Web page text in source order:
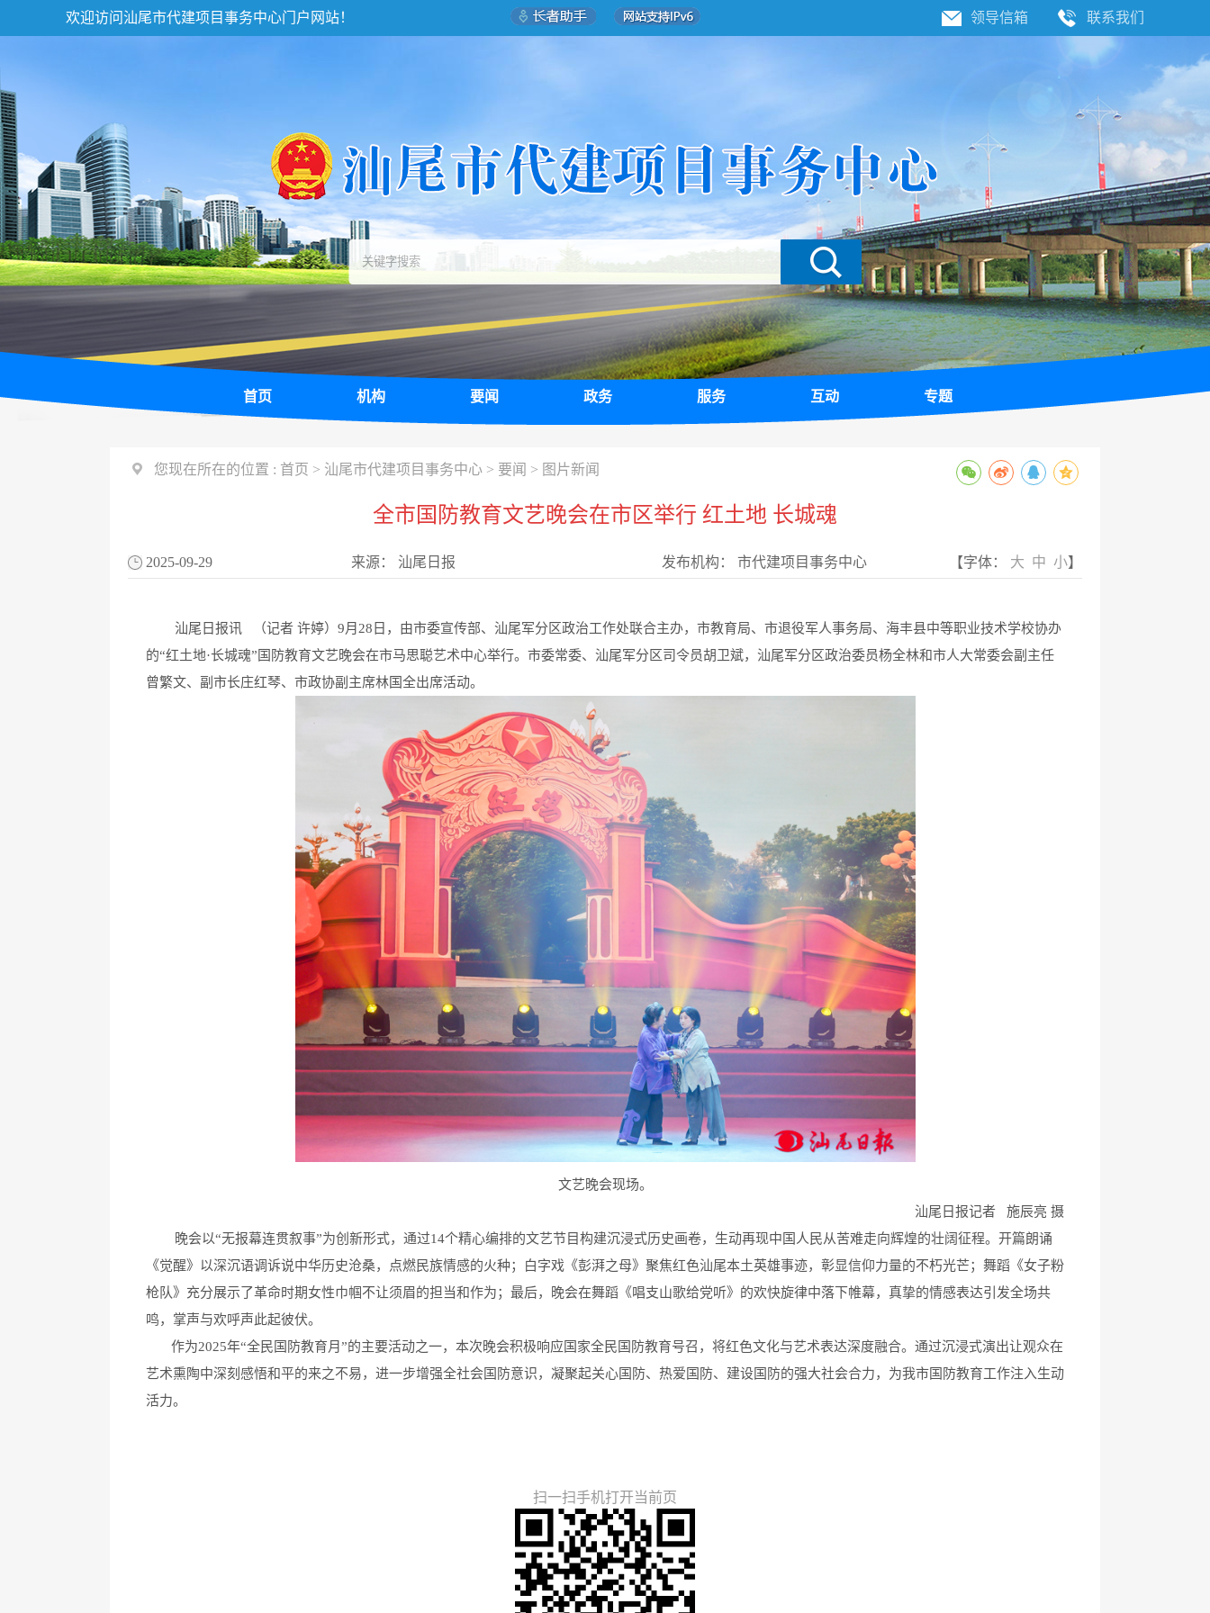
欢迎访问汕尾市代建项目事务中心门户网站！ 领导信箱 联系我们
首页 机构 要闻 政务 服务 互动 专题
您现在所在的位置 : 首页 > 汕尾市代建项目事务中心 > 要闻 > 图片新闻
全市国防教育文艺晚会在市区举行 红土地 长城魂
2025-09-29 来源： 汕尾日报 发布机构： 市代建项目事务中心 【字体： 大 中 小】
汕尾日报讯 （记者 许婷）9月28日，由市委宣传部、汕尾军分区政治工作处联合主办，市教育局、市退役军人事务局、海丰县中等职业技术学校协办
的“红土地·长城魂”国防教育文艺晚会在市马思聪艺术中心举行。市委常委、汕尾军分区司令员胡卫斌，汕尾军分区政治委员杨全林和市人大常委会副主任
曾繁文、副市长庄红琴、市政协副主席林国全出席活动。
文艺晚会现场。
汕尾日报记者 施辰亮 摄
晚会以“无报幕连贯叙事”为创新形式，通过14个精心编排的文艺节目构建沉浸式历史画卷，生动再现中国人民从苦难走向辉煌的壮阔征程。开篇朗诵
《觉醒》以深沉语调诉说中华历史沧桑，点燃民族情感的火种；白字戏《彭湃之母》聚焦红色汕尾本土英雄事迹，彰显信仰力量的不朽光芒；舞蹈《女子粉
枪队》充分展示了革命时期女性巾帼不让须眉的担当和作为；最后，晚会在舞蹈《唱支山歌给党听》的欢快旋律中落下帷幕，真挚的情感表达引发全场共
鸣，掌声与欢呼声此起彼伏。
作为2025年“全民国防教育月”的主要活动之一，本次晚会积极响应国家全民国防教育号召，将红色文化与艺术表达深度融合。通过沉浸式演出让观众在
艺术熏陶中深刻感悟和平的来之不易，进一步增强全社会国防意识，凝聚起关心国防、热爱国防、建设国防的强大社会合力，为我市国防教育工作注入生动
活力。
扫一扫手机打开当前页